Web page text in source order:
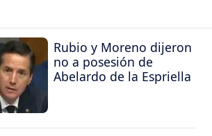
Rubio y Moreno dijeron
no a posesión de
Abelardo de la Espriella